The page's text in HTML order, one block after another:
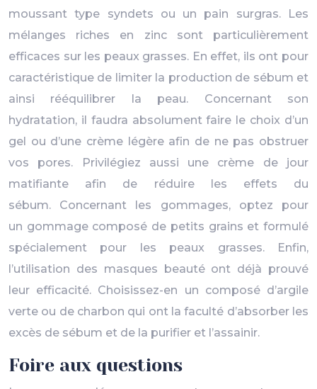
moussant type syndets ou un pain surgras. Les
mélanges riches en zinc sont particulièrement
efficaces sur les peaux grasses. En effet, ils ont pour
caractéristique de limiter la production de sébum et
ainsi rééquilibrer la peau. Concernant son
hydratation, il faudra absolument faire le choix d’un
gel ou d’une crème légère afin de ne pas obstruer
vos pores. Privilégiez aussi une crème de jour
matifiante afin de réduire les effets du
sébum. Concernant les gommages, optez pour
un gommage composé de petits grains et formulé
spécialement pour les peaux grasses. Enfin,
l’utilisation des masques beauté ont déjà prouvé
leur efficacité. Choisissez-en un composé d’argile
verte ou de charbon qui ont la faculté d’absorber les
excès de sébum et de la purifier et l’assainir.
Foire aux questions